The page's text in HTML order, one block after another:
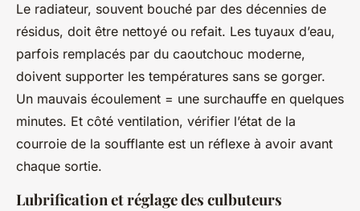
Le radiateur, souvent bouché par des décennies de
résidus, doit être nettoyé ou refait. Les tuyaux d’eau,
parfois remplacés par du caoutchouc moderne,
doivent supporter les températures sans se gorger.
Un mauvais écoulement = une surchauffe en quelques
minutes. Et côté ventilation, vérifier l’état de la
courroie de la soufflante est un réflexe à avoir avant
chaque sortie.
Lubrification et réglage des culbuteurs